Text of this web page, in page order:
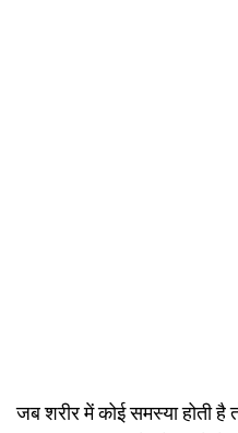
जब शरीर में कोई समस्या होती